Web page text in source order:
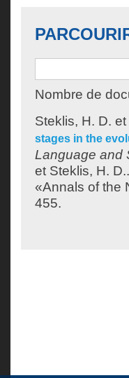
Nombre de
Steklis, H. D. et
stages in the
Language and
et Steklis, H. D.
«Annals of the
455.